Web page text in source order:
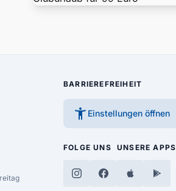
BARRIEREFREIHEIT
accessibility_new Einstellungen öffnen
FOLGE UNS UNSERE APPS